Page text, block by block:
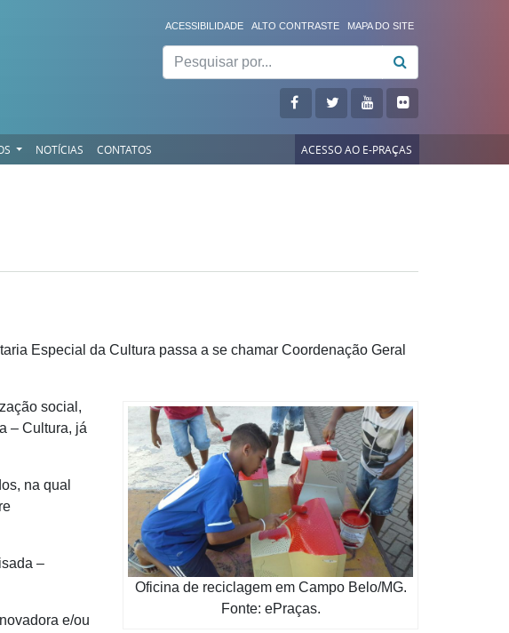
ACESSIBILIDADE ALTO CONTRASTE MAPA DO SITE
NOTÍCIAS CONTATOS ACESSO AO E-PRAÇAS
Especial da Cultura passa a se chamar Coordenação Geral
Oficina de reciclagem em Campo Belo/MG.
Fonte: ePraças.
social,
– Cultura, já
na qual
–
e/ou